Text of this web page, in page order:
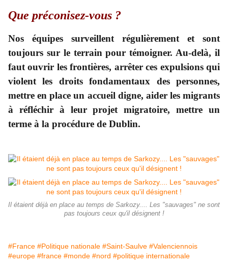
Que préconisez-vous ?
Nos équipes surveillent régulièrement et sont
toujours sur le terrain pour témoigner. Au-delà, il
faut ouvrir les frontières, arrêter ces expulsions qui
violent les droits fondamentaux des personnes,
mettre en place un accueil digne, aider les migrants
à réfléchir à leur projet migratoire, mettre un
terme à la procédure de Dublin.
Il étaient déjà en place au temps de Sarkozy.... Les "sauvages" ne sont
pas toujours ceux qu'il désignent !
#France #Politique nationale #Saint-Saulve #Valenciennois
#europe #france #monde #nord #politique internationale